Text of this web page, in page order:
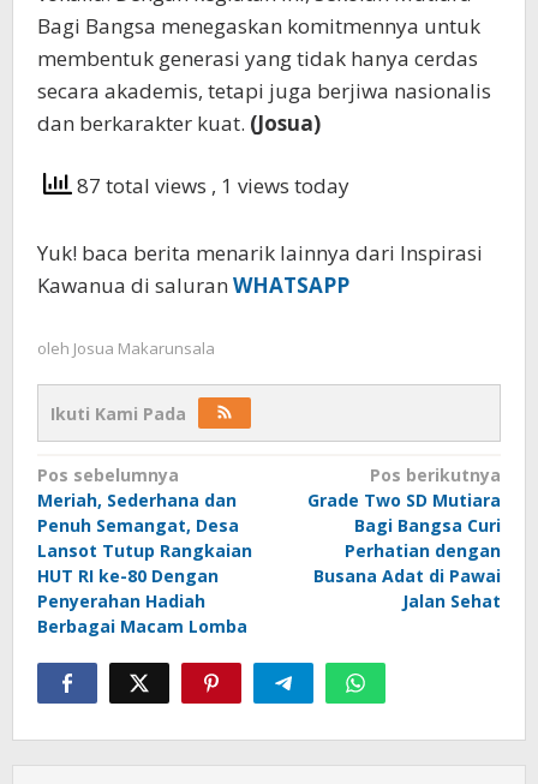
Bagi Bangsa menegaskan komitmennya untuk
membentuk generasi yang tidak hanya cerdas
secara akademis, tetapi juga berjiwa nasionalis
dan berkarakter kuat. (Josua)
87 total views , 1 views today
Yuk! baca berita menarik lainnya dari Inspirasi
Kawanua di saluran WHATSAPP
oleh Josua Makarunsala
Ikuti Kami Pada
Navigasi
pos
Pos sebelumnya
Meriah, Sederhana dan
Penuh Semangat, Desa
Lansot Tutup Rangkaian
HUT RI ke-80 Dengan
Penyerahan Hadiah
Berbagai Macam Lomba
Pos berikutnya
Grade Two SD Mutiara
Bagi Bangsa Curi
Perhatian dengan
Busana Adat di Pawai
Jalan Sehat